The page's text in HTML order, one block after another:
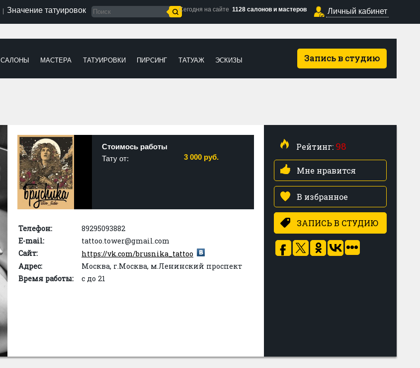
Значение татуировок Сегодня на сайте 1128 салонов и мастеров Личный кабинет
Запись в студию
САЛОНЫ МАСТЕРА ТАТУИРОВКИ ПИРСИНГ ТАТУАЖ ЭСКИЗЫ
Стоимось работы
Тату от:
3 000 руб.
Телефон:
89295093882
E-mail:
tattoo.tower@gmail.com
Сайт:
https://vk.com/brusnika_tattoo
Адрес:
Москва, г.Москва, м.Ленинский проспект
Время работы:
с до 21
Рейтинг: 98
Мне нравится
В избранное
ЗАПИСЬ В СТУДИЮ